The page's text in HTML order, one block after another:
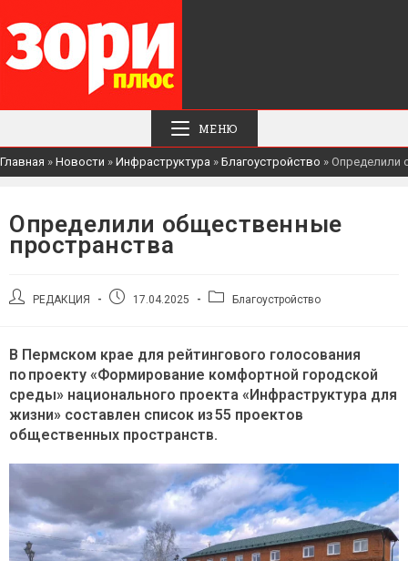
МЕНЮ
Главная » Новости » Инфраструктура » Благоустройство » Определили
Определили общественные
пространства
АвторРЕДАКЦИЯ
Запись17.04.2025
РубрикаБлагоустройство
В Пермском крае для рейтингового голосования
по проекту «Формирование комфортной городской
среды» национального проекта «Инфраструктура для
жизни» составлен список из 55 проектов
общественных пространств.